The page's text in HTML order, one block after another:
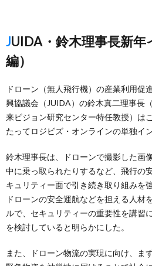
JUIDA・鈴木理事長新年インタビュー（中
編）
ドローン（無人飛行機）の産業利用促
興協議会（JUIDA）の鈴木真二理事長
来ビジョン研究センター特任教授）は
たってロジビズ・オンラインの単独イ
鈴木理事長は、ドローンで撮影した画
中に乗っ取られたりするなど、飛行の
キュリティー面で引き続き取り組みを
ドローンの安全運航などを担える人材
ルで、セキュリティーの重要性を講習
を検討していると明らかにした。
また、ドローン物流の実現に向け、ま